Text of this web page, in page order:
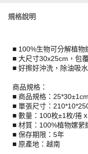
規格說明
■ 100%生物可分解植物
■ 大尺寸30x25cm，包
■ 好擦好沖洗，除油吸
商品規格：
■ 商品規格：
■ 單張尺寸：
■ 數量：100枚±1枚/捲
■ 材質：100%植物嫘縈
■ 保存期限：5年
■ 原產地：越南